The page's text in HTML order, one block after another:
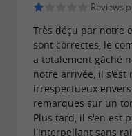
depliant-
Reviews
Très déçu par notre
sont correctes, le
a totalement gâché
notre arrivée, il s'est
irrespectueux
remarques sur un
Plus tard, il s'en est
l'interpellant sans